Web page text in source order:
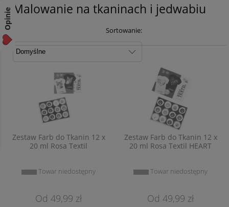
Malowanie na tkaninach i jedwabiu
Sortowanie:
Zestaw Farb do Tkanin 12 x
20 ml Rosa Textil
Towar niedostępny
49,99 zł
Zestaw Farb do Tkanin 12 x
20 ml Rosa Textil HEART
Towar niedostępny
49,99 zł
Opinie